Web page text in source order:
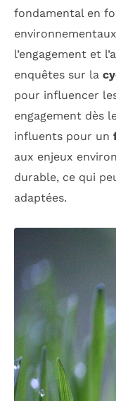
fondamental en
l’engagement et
enquêtes sur la
pour influencer
engagement dès
influents pour un
aux enjeux
durable, ce qui
adaptées.